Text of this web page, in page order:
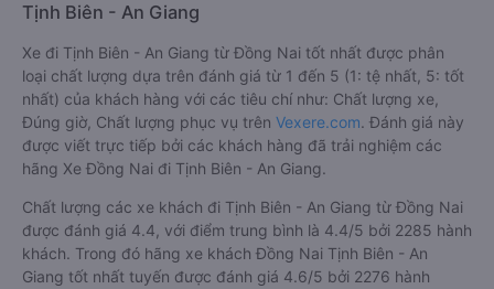
Tịnh Biên - An Giang
Xe đi Tịnh Biên - An Giang từ Đồng Nai tốt nhất được phân
loại chất lượng dựa trên đánh giá từ 1 đến 5 (1: tệ nhất, 5: tốt
nhất) của khách hàng với các tiêu chí như: Chất lượng xe,
Đúng giờ, Chất lượng phục vụ trên Vexere.com. Đánh giá này
được viết trực tiếp bởi các khách hàng đã trải nghiệm các
hãng Xe Đồng Nai đi Tịnh Biên - An Giang.
Chất lượng các xe khách đi Tịnh Biên - An Giang từ Đồng Nai
được đánh giá 4.4, với điểm trung bình là 4.4/5 bởi 2285 hành
khách. Trong đó hãng xe khách Đồng Nai Tịnh Biên - An
Giang tốt nhất tuyến được đánh giá 4.6/5 bởi 2276 hành